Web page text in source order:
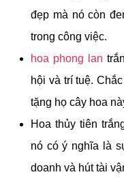
đẹp mà nó còn
trong công việc.
hoa phong lan
hội và trí tuệ.
tặng họ cây hoa
Hoa thủy tiên
nó có ý nghĩa là
doanh và hút tài